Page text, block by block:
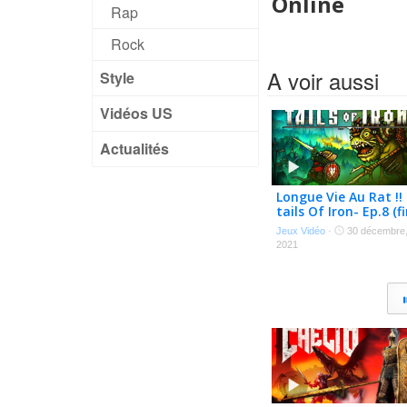
Rap
Rock
Style
Vidéos US
Actualités
A voir aussi
Longue Vie Au Rat !!
tails Of Iron- Ep.8
Jeux Vidéo ·
30 décembre,
2021